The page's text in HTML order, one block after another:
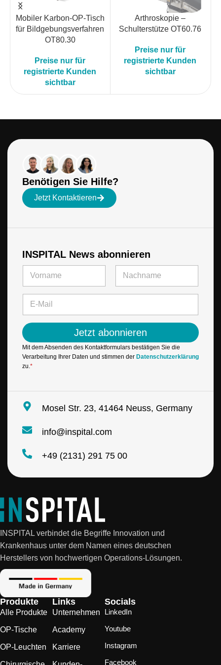
Mobiler Karbon-OP-Tisch
für Bildgebungsverfahren
OT80.30
Preise nur für
registrierte Kunden
sichtbar
Arthroskopie –
Schulterstütze OT60.76
Preise nur für
registrierte Kunden
sichtbar
Benötigen Sie Hilfe?
Jetzt Kontaktieren
INSPITAL News abonnieren
m
M
a
i
l
*
Jetzt abonnieren
Mit dem Absenden des Kontaktformulars bestätigen Sie die
Verarbeitung Ihrer Daten und stimmen der Datenschutzerklärung
zu.*
Mosel Str. 23, 41464 Neuss, Germany
info@inspital.com
+49 (2131) 291 75 00
INSPITAL verbindet die Begriffe Innovation und
Krankenhaus unter dem Namen eines deutschen
Herstellers von hochwertigen Operations-Lösungen.
Produkte
Alle Produkte
OP-Tische
OP-Leuchten
Links
Unternehmen
Academy
Karriere
Socials
LinkedIn
Youtube
Instagram
Facebook